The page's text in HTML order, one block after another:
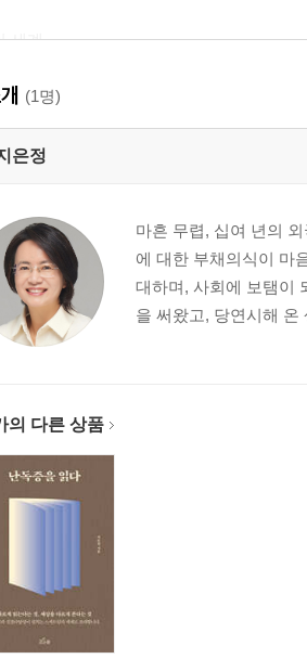
세계
불편은 감수하는 것 | 지그재그로 일 마
베개 | 그를 움직이는 힘 | 스누피의 시간
| 반찬 먹어보기 | 나눠 먹는 법 | 눈을
일상의 세계
무는 장면들 | 잠들기 레이스 | 지하철
도시락 | 귀여운 유치함 | 인터넷 선무당
족
아버지 | 거기 날씨는 어때? | 이사, 그리
리 가족
(1명)
은정
마흔 무렵, 십여 년의
에 대한 부채의식이 마
대하며, 사회에 보탬이
을 써왔고, 당연시해 온
의 다른 상품